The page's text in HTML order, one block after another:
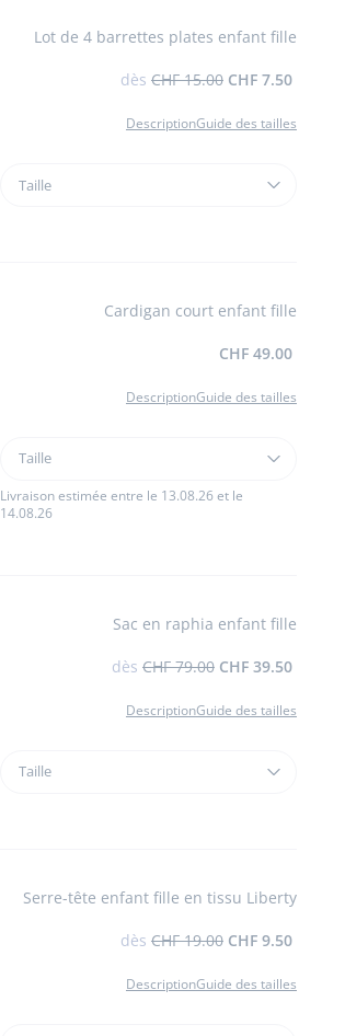
Ajouter à mes favoris : Lot de 4 barrettes
Lot de 4 barrettes plates enfant fille
dès CHF 15.00 CHF 7.50
Description Guide des tailles
Taille
Lot
Taille
Ajouter à mes favoris : Cardigan court enfant fille
Cardigan court enfant fille
CHF 49.00
Description Guide des tailles
Taille
court
enfant
Taille
Livraison estimée entre le 13.08.26 et le
14.08.26
Ajouter à mes favoris : Sac en raphia enfant fille
Sac en raphia enfant fille
dès CHF 79.00 CHF 39.50
Description Guide des tailles
Taille
Taille
Ajouter à mes favoris : Serre-tête enfant
Serre-tête enfant fille en tissu Liberty
dès CHF 19.00 CHF 9.50
Description Guide des tailles